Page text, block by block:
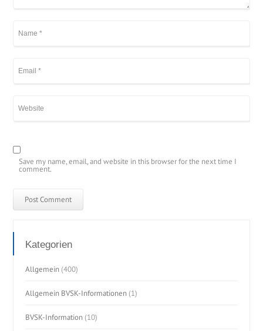
Save my name, email, and website in this browser for the next time I
comment.
Kategorien
Allgemein (400)
Allgemein BVSK-Informationen (1)
BVSK-Information (10)